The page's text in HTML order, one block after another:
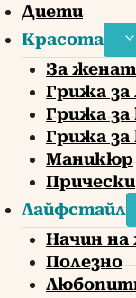
Диети
Красота
За
Грижа за
Грижа
Грижа за
Маникюр
Прически
Лайфстайл
Начин
Полезно